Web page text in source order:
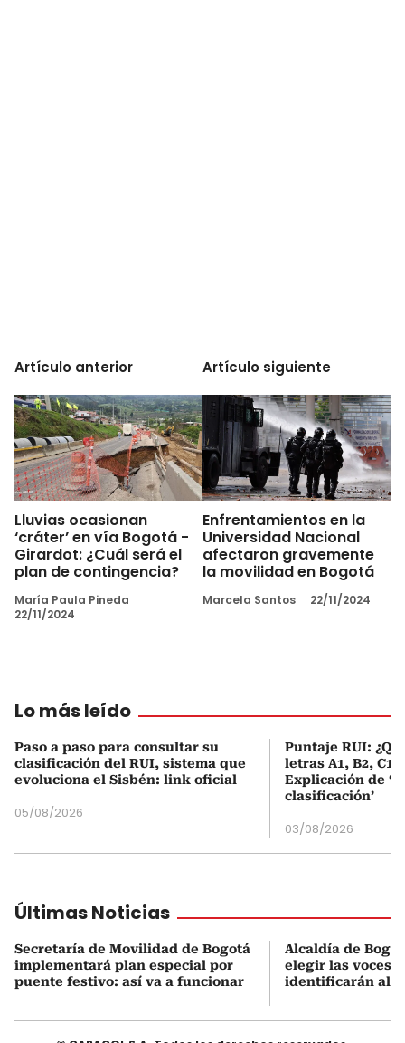
Artículo anterior
Lluvias ocasionan
‘cráter’ en vía Bogotá -
Girardot: ¿Cuál será el
plan de contingencia?
María Paula Pineda
22/11/2024
Artículo siguiente
Enfrentamientos en la
Universidad Nacional
afectaron gravemente
la movilidad en Bogotá
Marcela Santos 22/11/2024
Lo más leído
Paso a paso para consultar su
clasificación del RUI, sistema que
evoluciona el Sisbén: link oficial
05/08/2026
Puntaje RUI:
letras A1, B2, C1
Explicación de
clasificación’
03/08/2026
Últimas Noticias
Secretaría de Movilidad de Bogotá
implementará plan especial por
puente festivo: así va a funcionar
Alcaldía de
elegir las voces
identificarán al